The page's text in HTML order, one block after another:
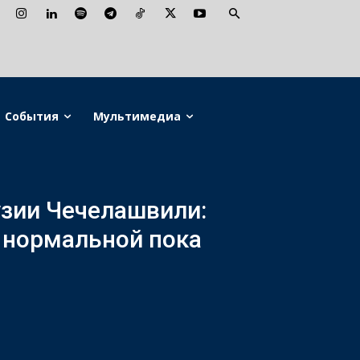
События Мультимедиа
Чечелашвили:
пока